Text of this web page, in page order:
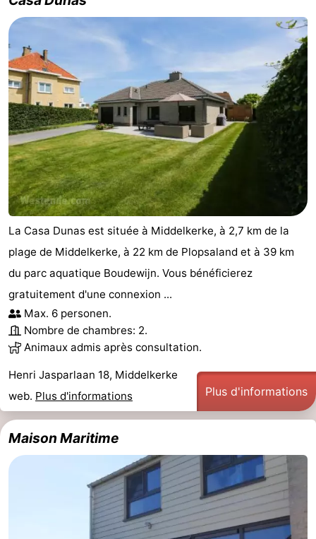
La Casa Dunas est située à Middelkerke, à 2,7 km de la
plage de Middelkerke, à 22 km de Plopsaland et à 39 km
du parc aquatique Boudewijn. Vous bénéficierez
gratuitement d'une connexion ...
Max. 6 personen.
Nombre de chambres: 2.
Animaux admis après consultation.
Henri Jasparlaan 18, Middelkerke
web. Plus d'informations Plus d'informations
Maison Maritime